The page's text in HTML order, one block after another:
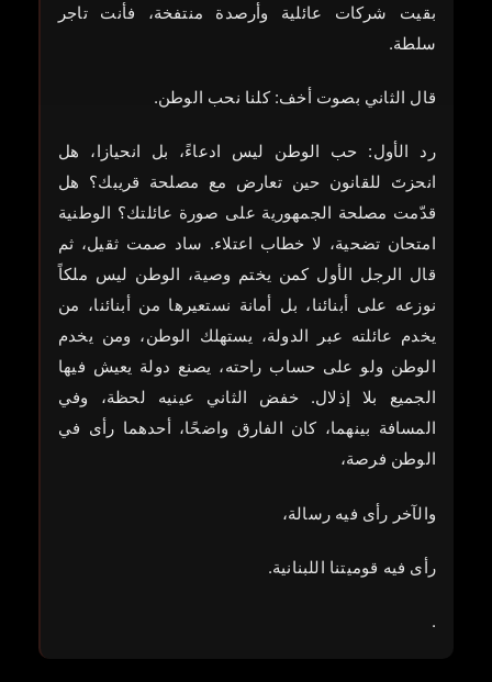
بقيت شركات عائلية وأرصدة منتفخة، فأنت تاجر
سلطة.
قال الثاني بصوت أخف: كلنا نحب الوطن.
رد الأول: حب الوطن ليس ادعاءً، بل انحيازا، هل
انحزتَ للقانون حين تعارض مع مصلحة قريبك؟ هل
قدّمت مصلحة الجمهورية على صورة عائلتك؟ الوطنية
امتحان تضحية، لا خطاب اعتلاء. ساد صمت ثقيل، ثم
قال الرجل الأول كمن يختم وصية، الوطن ليس ملكاً
نوزعه على أبنائنا، بل أمانة نستعيرها من أبنائنا، من
يخدم عائلته عبر الدولة، يستهلك الوطن، ومن يخدم
الوطن ولو على حساب راحته، يصنع دولة يعيش فيها
الجميع بلا إذلال. خفض الثاني عينيه لحظة، وفي
المسافة بينهما، كان الفارق واضحًا، أحدهما رأى في
الوطن فرصة،
والآخر رأى فيه رسالة،
رأى فيه قوميتنا اللبنانية.
.